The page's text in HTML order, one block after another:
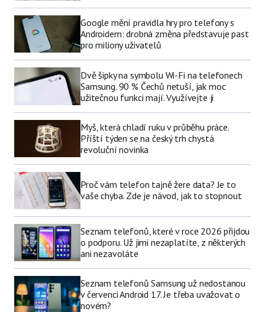
Google mění pravidla hry pro telefony s
Androidem: drobná změna představuje past
pro miliony uživatelů
Dvě šipky na symbolu Wi-Fi na telefonech
Samsung. 90 % Čechů netuší, jak moc
užitečnou funkci mají. Využívejte ji
Myš, která chladí ruku v průběhu práce.
Příští týden se na český trh chystá
revoluční novinka
Proč vám telefon tajně žere data? Je to
vaše chyba. Zde je návod, jak to stopnout
Seznam telefonů, které v roce 2026 přijdou
o podporu. Už jimi nezaplatíte, z některých
ani nezavoláte
Seznam telefonů Samsung už nedostanou
v červenci Android 17. Je třeba uvažovat o
novém?